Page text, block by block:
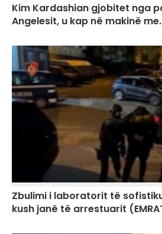
Kim Kardashian gjobitet nga
Angelesit, u kap në makinë
Zbulimi i laboratorit të
kush janë të arrestuarit